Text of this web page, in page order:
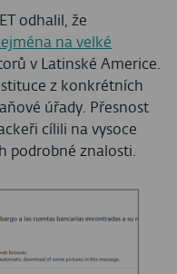
odhalil, že
na velké
v Latinské Americe.
z konkrétních
úřady. Přesnost
cílili na vysoce
podrobné znalosti.